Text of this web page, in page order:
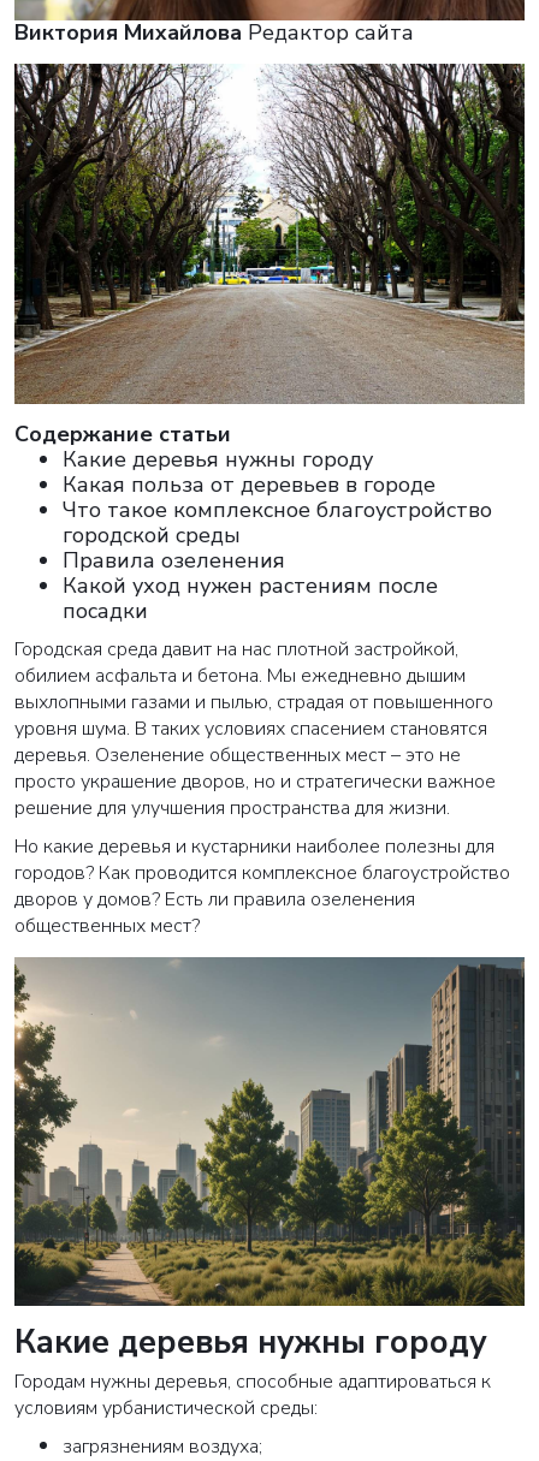
Виктория Михайлова Редактор сайта
Cодержание статьи
Какие деревья нужны городу
Какая польза от деревьев в городе
Что такое комплексное благоустройство
городской среды
Правила озеленения
Какой уход нужен растениям после
посадки
Городская среда давит на нас плотной застройкой,
обилием асфальта и бетона. Мы ежедневно дышим
выхлопными газами и пылью, страдая от повышенного
уровня шума. В таких условиях спасением становятся
деревья. Озеленение общественных мест – это не
просто украшение дворов, но и стратегически важное
решение для улучшения пространства для жизни.
Но какие деревья и кустарники наиболее полезны для
городов? Как проводится комплексное благоустройство
дворов у домов? Есть ли правила озеленения
общественных мест?
Какие деревья нужны городу
Городам нужны деревья, способные адаптироваться к
условиям урбанистической среды:
загрязнениям воздуха;